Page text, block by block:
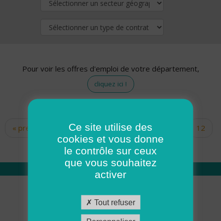
Pour voir les offres d'emploi de votre département,
cliquez ici !
Pages
« premier ‹ précédent … 10
12
14 15 16 17
Qui sommes nous
Académie ADMR
Ce site utilise des
cookies et vous donne
le contrôle sur ceux
que vous souhaitez
activer
Tout refuser